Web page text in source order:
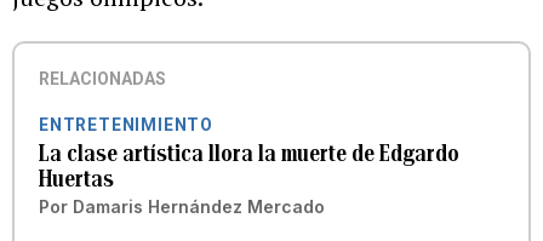
RELACIONADAS
ENTRETENIMIENTO
La clase artística llora la muerte de Edgardo
Huertas
Por Damaris Hernández Mercado